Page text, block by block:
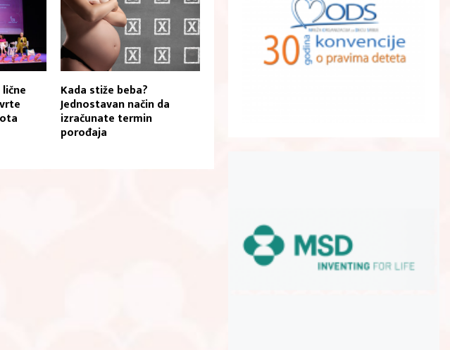
Kada stiže beba?
Jednostavan način da
izračunate termin
porođaja